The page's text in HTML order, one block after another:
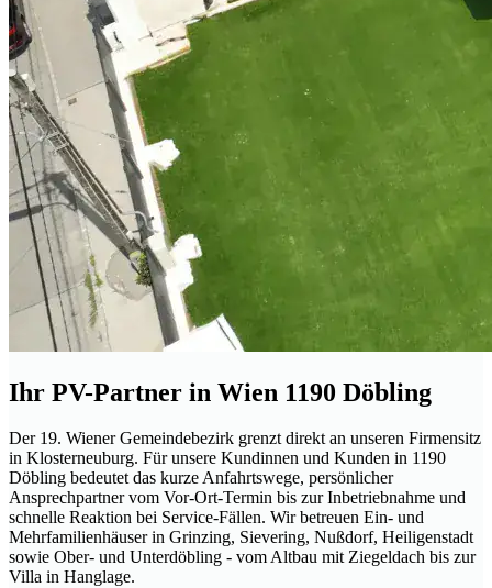
Ihr PV-Partner in Wien 1190 Döbling
Der 19. Wiener Gemeindebezirk grenzt direkt an unseren Firmensitz
in Klosterneuburg. Für unsere Kundinnen und Kunden in 1190
Döbling bedeutet das kurze Anfahrtswege, persönlicher
Ansprechpartner vom Vor-Ort-Termin bis zur Inbetriebnahme und
schnelle Reaktion bei Service-Fällen. Wir betreuen Ein- und
Mehrfamilienhäuser in Grinzing, Sievering, Nußdorf, Heiligenstadt
sowie Ober- und Unterdöbling - vom Altbau mit Ziegeldach bis zur
Villa in Hanglage.